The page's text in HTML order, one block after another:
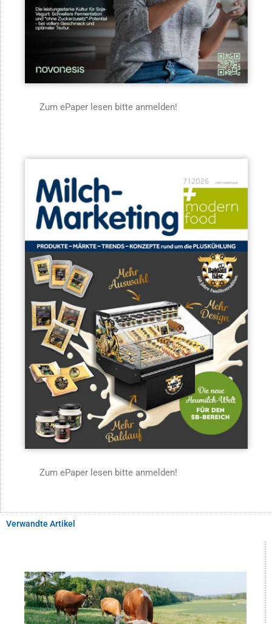
Zum ePaper lesen bitte anmelden!
Zum ePaper lesen bitte anmelden!
Verwandte Artikel